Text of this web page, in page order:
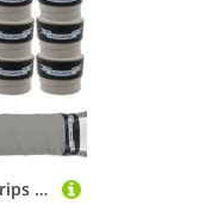
G-Lueck 27x Tennis Overgrips Talent Grip Griffband in umweltfreundlicher Verpackung | 0,50-0,60mm Stärke | Für Squash Badminton Schläger & Golf inkl. Selbstklebendem Abschlußband | sehr griffig (Grau)